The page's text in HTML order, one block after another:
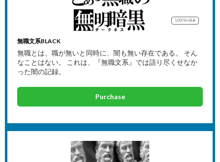
1,000YenBulk
無職文系BLACK
無職とは、職が無いと同時に、闇も無い存在である。 そん
なことはない。 これは、『無職文系』では語り尽くせなか
った闇の記録。
Purchase